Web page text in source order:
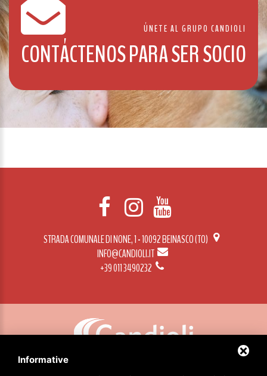
ÚNETE AL GRUPO CANDIOLI
CONTÁCTENOS PARA SER SOCIO
STRADA COMUNALE DI NONE, 1 - 10092 BEINASCO (TO)
INFO@CANDIOLI.IT
+39 011 3490232
Informative